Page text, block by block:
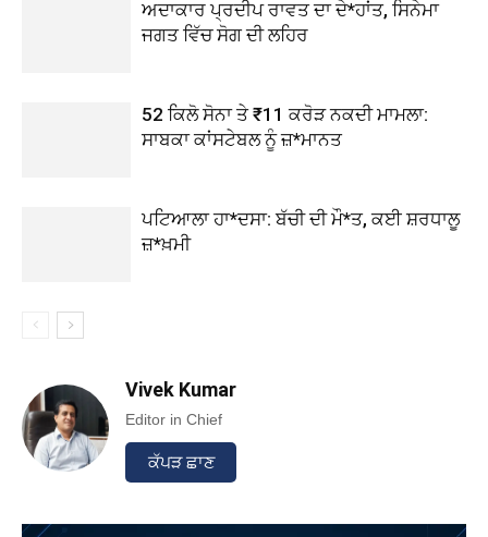
ਅਦਾਕਾਰ ਪ੍ਰਦੀਪ ਰਾਵਤ ਦਾ ਦੇ*ਹਾਂਤ, ਸਿਨੇਮਾ
ਜਗਤ ਵਿੱਚ ਸੋਗ ਦੀ ਲਹਿਰ
52 ਕਿਲੋ ਸੋਨਾ ਤੇ ₹11 ਕਰੋੜ ਨਕਦੀ ਮਾਮਲਾ:
ਸਾਬਕਾ ਕਾਂਸਟੇਬਲ ਨੂੰ ਜ਼*ਮਾਨਤ
ਪਟਿਆਲਾ ਹਾ*ਦਸਾ: ਬੱਚੀ ਦੀ ਮੌ*ਤ, ਕਈ ਸ਼ਰਧਾਲੂ
ਜ਼*ਖ਼ਮੀ
Vivek Kumar
Editor in Chief
ਕੱਪੜ ਛਾਣ